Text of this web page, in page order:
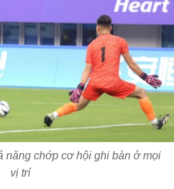
năng chớp cơ hội ghi bàn ở mọi
vị trí